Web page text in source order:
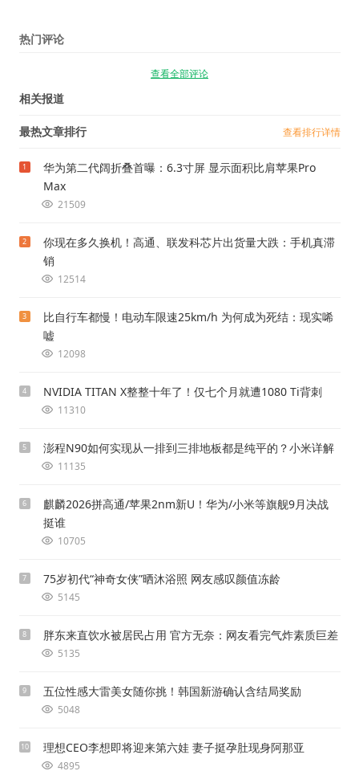
热门评论
查看全部评论
相关报道
最热文章排行 查看排行详情
1
华为第二代阔折叠首曝：6.3寸屏 显示面积比肩苹果Pro
Max
21509
2
你现在多久换机！高通、联发科芯片出货量大跌：手机真滞
销
12514
3
比自行车都慢！电动车限速25km/h 为何成为死结：现实唏
嘘
12098
4 NVIDIA TITAN X整整十年了！仅七个月就遭1080 Ti背刺
11310
5 澎程N90如何实现从一排到三排地板都是纯平的？小米详解
11135
6
麒麟2026拼高通/苹果2nm新U！华为/小米等旗舰9月决战
挺谁
10705
7 75岁初代“神奇女侠”晒沐浴照 网友感叹颜值冻龄
5145
8 胖东来直饮水被居民占用 官方无奈：网友看完气炸素质巨差
5135
9 五位性感大雷美女随你挑！韩国新游确认含结局奖励
5048
10 理想CEO李想即将迎来第六娃 妻子挺孕肚现身阿那亚
4895